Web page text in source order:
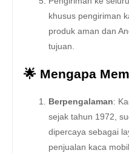
khusus pengiriman
produk aman dan
tujuan.
🌟 Mengapa
Berpengalaman:
sejak tahun 1972,
dipercaya sebagai
penjualan kaca